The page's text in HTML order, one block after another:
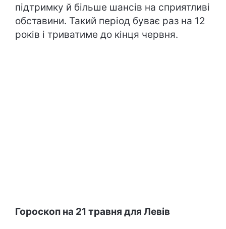
підтримку й більше шансів на сприятливі
обставини. Такий період буває раз на 12
років і триватиме до кінця червня.
Гороскоп на 21 травня для Левів